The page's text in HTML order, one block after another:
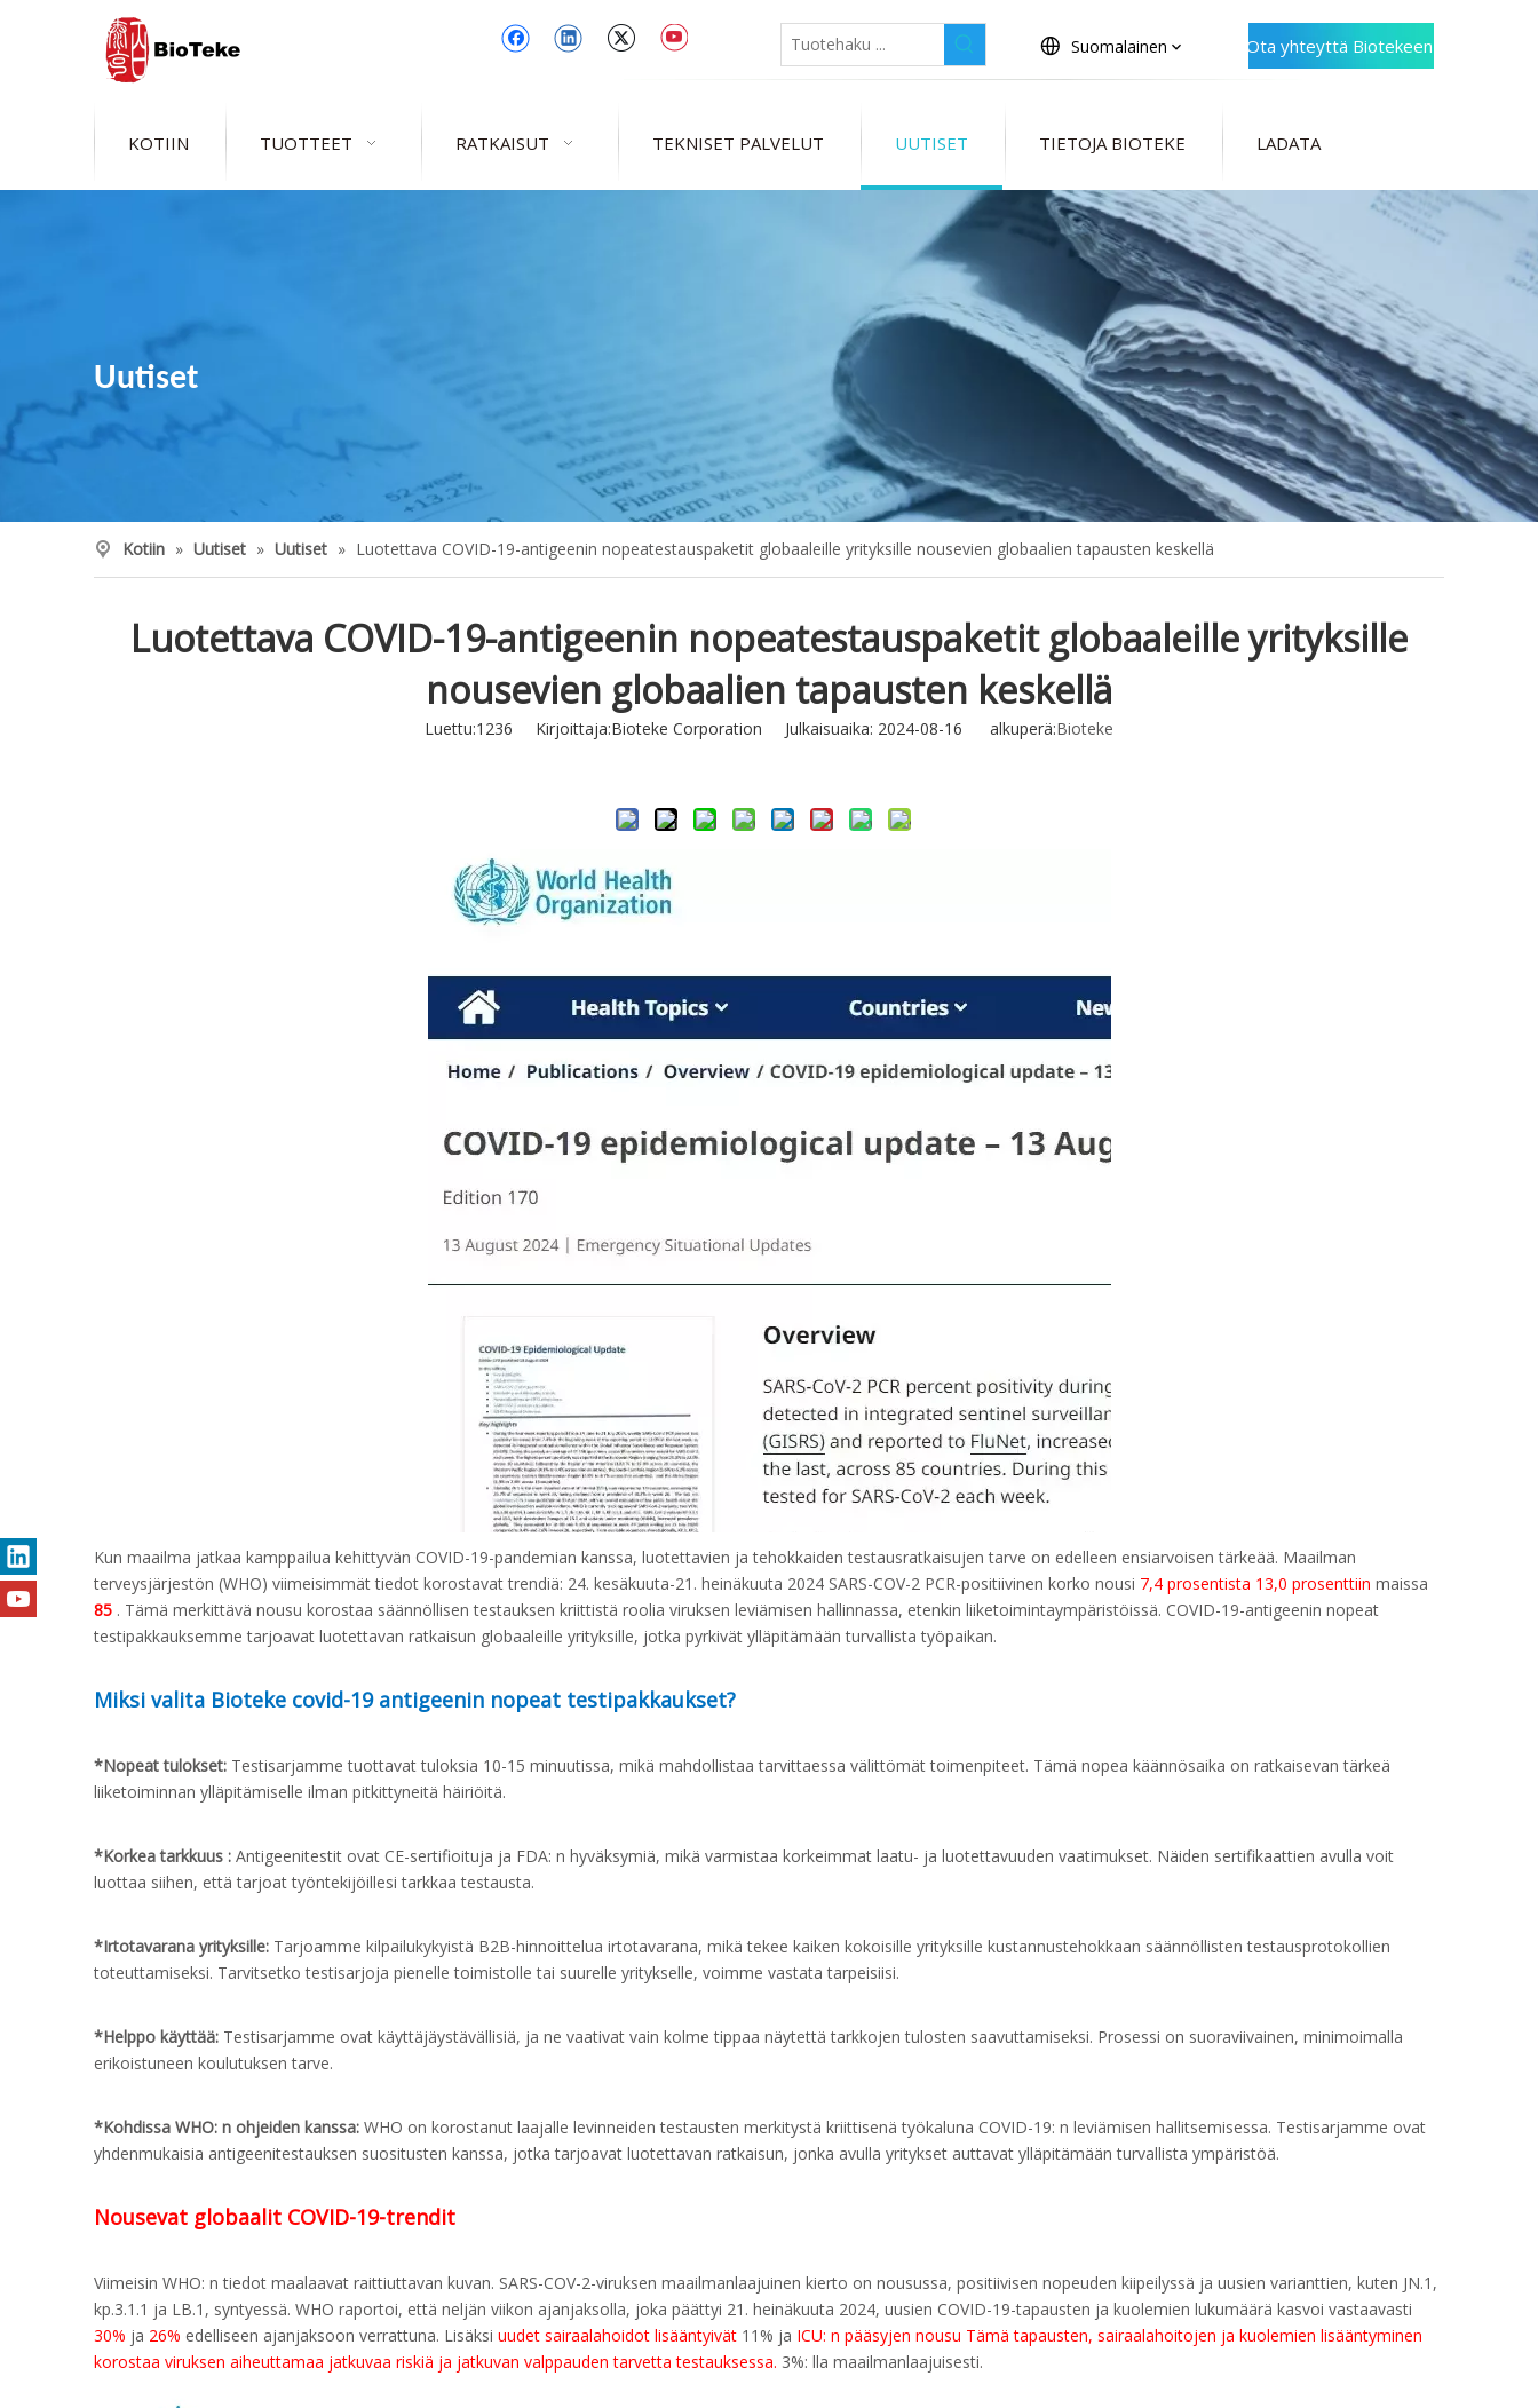
Suomalainen Ota yhteyttä Biotekeen
KOTIIN TUOTTEET RATKAISUT TEKNISET PALVELUT UUTISET TIETOJA BIOTEKE LADATA
Uutiset
Kotiin » Uutiset » Uutiset » Luotettava COVID-19-antigeenin nopeatestauspaketit globaaleille yrityksille nousevien globaalien tapausten keskellä
Luotettava COVID-19-antigeenin nopeatestauspaketit globaaleille yrityksille
nousevien globaalien tapausten keskellä
Luettu:1236 Kirjoittaja:Bioteke Corporation Julkaisuaika: 2024-08-16 alkuperä:Bioteke
Kun maailma jatkaa kamppailua kehittyvän COVID-19-pandemian kanssa, luotettavien ja tehokkaiden testausratkaisujen tarve on edelleen ensiarvoisen tärkeää. Maailman
terveysjärjestön (WHO) viimeisimmät tiedot korostavat trendiä: 24. kesäkuuta-21. heinäkuuta 2024 SARS-COV-2 PCR-positiivinen korko nousi 7,4 prosentista 13,0 prosenttiin maissa
85 . Tämä merkittävä nousu korostaa säännöllisen testauksen kriittistä roolia viruksen leviämisen hallinnassa, etenkin liiketoimintaympäristöissä. COVID-19-antigeenin nopeat
testipakkauksemme tarjoavat luotettavan ratkaisun globaaleille yrityksille, jotka pyrkivät ylläpitämään turvallista työpaikan.
Miksi valita Bioteke covid-19 antigeenin nopeat testipakkaukset?
*Nopeat tulokset: Testisarjamme tuottavat tuloksia 10-15 minuutissa, mikä mahdollistaa tarvittaessa välittömät toimenpiteet. Tämä nopea käännösaika on ratkaisevan tärkeä
liiketoiminnan ylläpitämiselle ilman pitkittyneitä häiriöitä.
*Korkea tarkkuus : Antigeenitestit ovat CE-sertifioituja ja FDA: n hyväksymiä, mikä varmistaa korkeimmat laatu- ja luotettavuuden vaatimukset. Näiden sertifikaattien avulla voit
luottaa siihen, että tarjoat työntekijöillesi tarkkaa testausta.
*Irtotavarana yrityksille: Tarjoamme kilpailukykyistä B2B-hinnoittelua irtotavarana, mikä tekee kaiken kokoisille yrityksille kustannustehokkaan säännöllisten testausprotokollien
toteuttamiseksi. Tarvitsetko testisarjoja pienelle toimistolle tai suurelle yritykselle, voimme vastata tarpeisiisi.
*Helppo käyttää: Testisarjamme ovat käyttäjäystävällisiä, ja ne vaativat vain kolme tippaa näytettä tarkkojen tulosten saavuttamiseksi. Prosessi on suoraviivainen, minimoimalla
erikoistuneen koulutuksen tarve.
*Kohdissa WHO: n ohjeiden kanssa: WHO on korostanut laajalle levinneiden testausten merkitystä kriittisenä työkaluna COVID-19: n leviämisen hallitsemisessa. Testisarjamme ovat
yhdenmukaisia antigeenitestauksen suositusten kanssa, jotka tarjoavat luotettavan ratkaisun, jonka avulla yritykset auttavat ylläpitämään turvallista ympäristöä.
Nousevat globaalit COVID-19-trendit
Viimeisin WHO: n tiedot maalaavat raittiuttavan kuvan. SARS-COV-2-viruksen maailmanlaajuinen kierto on nousussa, positiivisen nopeuden kiipeilyssä ja uusien varianttien, kuten JN.1,
kp.3.1.1 ja LB.1, syntyessä. WHO raportoi, että neljän viikon ajanjaksolla, joka päättyi 21. heinäkuuta 2024, uusien COVID-19-tapausten ja kuolemien lukumäärä kasvoi vastaavasti
30% ja 26% edelliseen ajanjaksoon verrattuna. Lisäksi uudet sairaalahoidot lisääntyivät 11% ja ICU: n pääsyjen nousu Tämä tapausten, sairaalahoitojen ja kuolemien lisääntyminen
korostaa viruksen aiheuttamaa jatkuvaa riskiä ja jatkuvan valppauden tarvetta testauksessa. 3%: lla maailmanlaajuisesti.